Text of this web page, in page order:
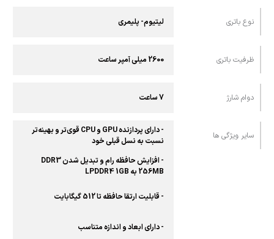
نوع باتری لیتیوم- پلیمری
ظرفیت باتری 2600 میلی آمپر ساعت
دوام شارژ 7 ساعت
سایر ویژگی ها
- دارای پردازنده GPU و CPU قوی‌تر و بهینه‌تر
نسبت به نسل قبلی خود
- افزایش حافظه رام و تبدیل شدن DDR3
256MB به LPDDR4 1GB
- قابلیت ارتقا حافظه تا 512 گیگابایت
- دارای ابعاد و اندازه متناسب